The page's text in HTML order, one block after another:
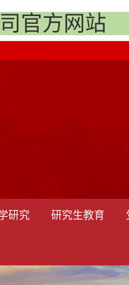
官方网站
研究 研究生教育